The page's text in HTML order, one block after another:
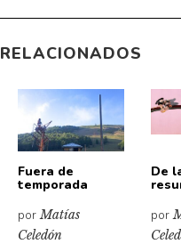
RELACIONADOS
Fuera de
temporada
porMatías
Celedón
De
por